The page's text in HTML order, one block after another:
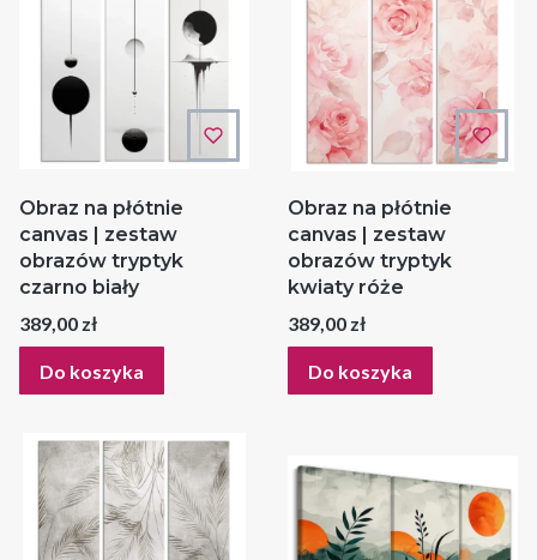
Obraz na płótnie
canvas | zestaw
obrazów tryptyk
czarno biały
Cena
389,00 zł
Do koszyka
Obraz na płótnie
canvas | zestaw
obrazów tryptyk
kwiaty róże
Cena
389,00 zł
Do koszyka